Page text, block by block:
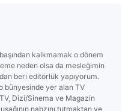
kalkmamak o dönem
neden olsa da mesleğimin
beri editörlük yapıyorum.
bünyesinde yer alan TV
Dizi/Sinema ve Magazin
nabzını tutmaktan ve